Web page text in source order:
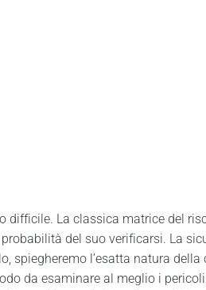
difficile. La classica matrice del
del suo verificarsi. La
spiegheremo l’esatta natura della
da esaminare al meglio i